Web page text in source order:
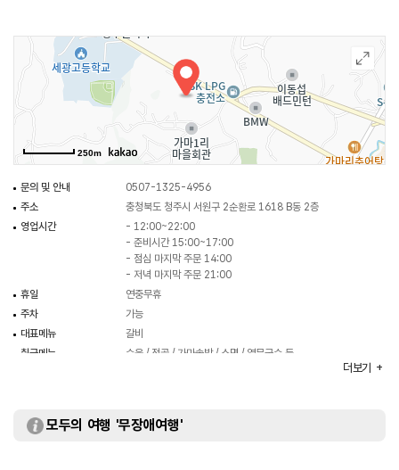
250m
문의 및 안내
0507-1325-4956
주소
충청북도 청주시 서원구 2순환로 1618 B동 2층
영업시간
- 12:00~22:00
- 준비시간 15:00~17:00
- 점심 마지막 주문 14:00
- 저녁 마지막 주문 21:00
휴일
연중무휴
주차
가능
대표메뉴
갈비
취급메뉴
수육 / 전골 / 가마솥밥 / 소면 / 열무국수 등
더보기
모두의 여행 '무장애여행'